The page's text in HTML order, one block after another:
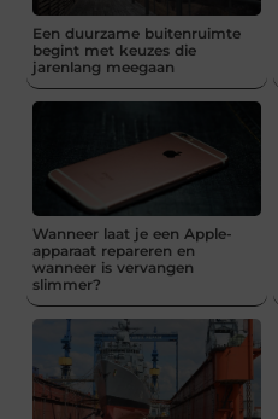
Een duurzame buitenruimte
begint met keuzes die
jarenlang meegaan
Wanneer laat je een Apple-
apparaat repareren en
wanneer is vervangen
slimmer?